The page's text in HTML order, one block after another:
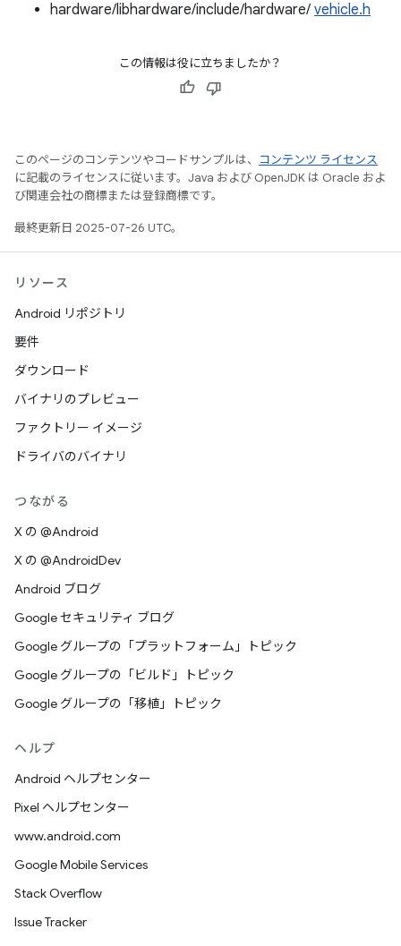
hardware/libhardware/include/hardware/ vehicle.h
この情報は役に立ちましたか？
このページのコンテンツやコードサンプルは、
コンテンツ ライセンス
に記載のライセンスに従います。Java および OpenJDK は Oracle およ
び関連会社の商標または登録商標です。
最終更新日 2025-07-26 UTC。
リソース
Android リポジトリ
要件
ダウンロード
バイナリのプレビュー
ファクトリー イメージ
ドライバのバイナリ
つながる
X の @Android
X の @AndroidDev
Android ブログ
Google セキュリティ ブログ
Google グループの「プラットフォーム」トピック
Google グループの「ビルド」トピック
Google グループの「移植」トピック
ヘルプ
Android ヘルプセンター
Pixel ヘルプセンター
www.android.com
Google Mobile Services
Stack Overflow
Issue Tracker